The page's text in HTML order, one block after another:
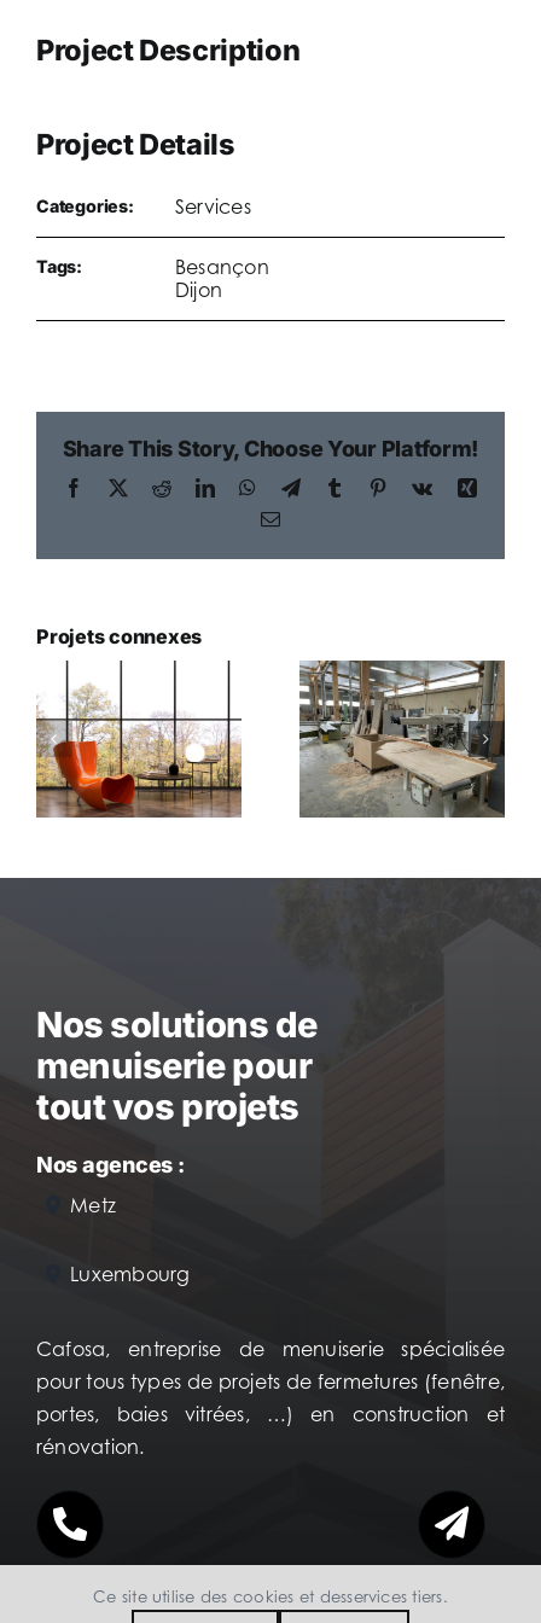
Project Description
Project Details
Categories: Services
Tags:
Besançon
Dijon
Share This Story, Choose Your Platform!
Facebook
X RedditLinkedInWhatsApp
TelegramTumblr Pinterest
Vk
Xing
Email
Projets connexes
Menuiserie
intérieure
Portails
Nos solutions de
menuiserie pour
tout vos projets
Nos agences :
Metz
Luxembourg
Cafosa, entreprise de menuiserie spécialisée
pour tous types de projets de fermetures (fenêtre,
portes, baies vitrées, …) en construction et
rénovation.
Ce site utilise des cookies et desservices tiers.